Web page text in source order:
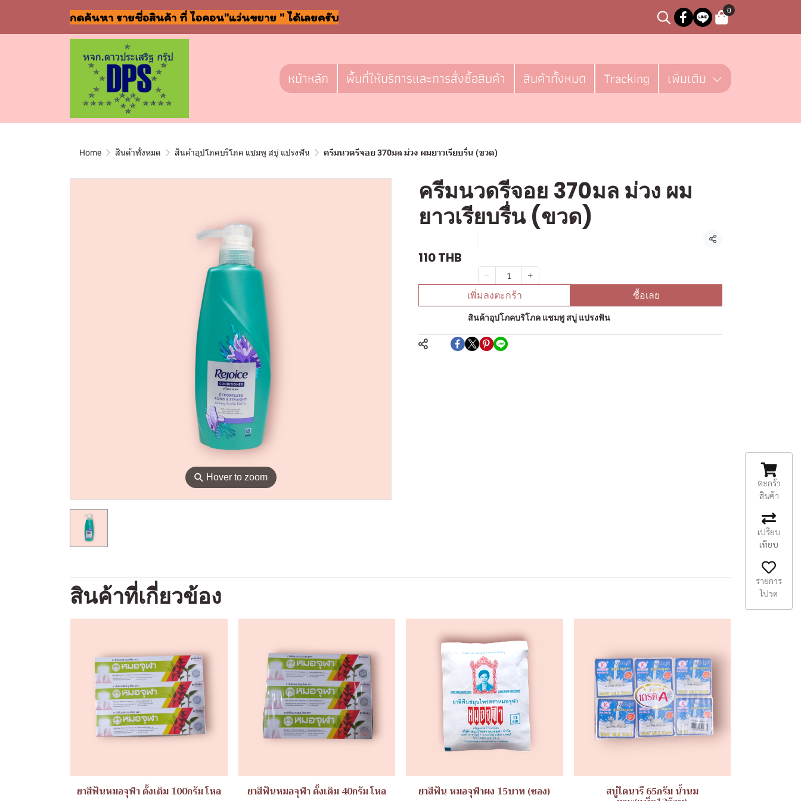
กดค้นหา รายชื่อสินค้า ที่ ไอคอน"แว่นขยาย " ได้เลยครับ
0
หน้าหลัก พื้นที่ให้บริการและการสั่งซื้อสินค้า สินค้าทั้งหมด Tracking เพิ่มเติม
Home สินค้าทั้งหมด สินค้าอุปโภคบริโภค แชมพู สบู่ แปรงฟัน ครีมนวดรีจอย 370มล ม่วง ผมยาวเรียบรื่น (ขวด)
⚲ Hover to zoom
ครีมนวดรีจอย 370มล ม่วง ผม
ยาวเรียบรื่น (ขวด)
แชร์
110 THB
เพิ่มลงตะกร้า ซื้อเลย
สินค้าอุปโภคบริโภค แชมพู สบู่ แปรงฟัน
สินค้าที่เกี่ยวข้อง
ยาสีฟันหมอจุฬา ดั้งเดิม 100กรัม โหล ยาสีฟันหมอจุฬา ดั้งเดิม 40กรัม โหล ยาสีฟัน หมอจุฬาผง 15บาท (ซอง) สบู่ไดนารี 65กรัม น้ำนม
ตะกร้า
สินค้า
เปรียบ
เทียบ
รายการ
โปรด